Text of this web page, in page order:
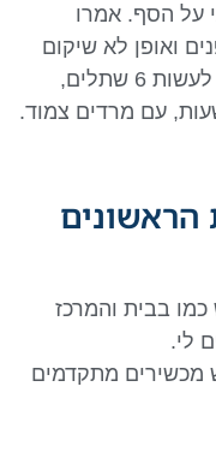
על הסף. אמרו
ואופן לא שיקום
פה מלא. ד”ר בן חן אמר שהוא יכול לעשות 6 שתלים,
בבית והמרכז
לי.
מכשירים מתקדמים